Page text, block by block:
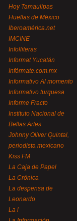
Hoy Tamaulipas
Huellas de México
Iberoamérica.net
IMCINE
Infolliteras
Informat Yucatán
Infórmate.com.mx
Informativo Al momento
Informativo turquesa
Informe Fracto
Instituto Nacional de
Bellas Artes
Johnny Oliver Quintal,
periodista mexicano
Kiss FM
La Caja de Papel
La Crónica
La despensa de
Leonardo
La i